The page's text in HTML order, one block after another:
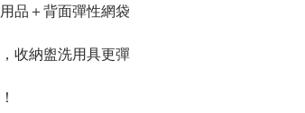
品＋背面彈性網袋
收納盥洗用具更彈